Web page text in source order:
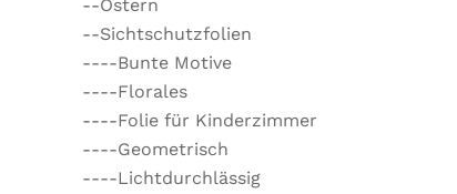
--Ostern
--Sichtschutzfolien
----Bunte Motive
----Florales
----Folie für Kinderzimmer
----Geometrisch
----Lichtdurchlässig